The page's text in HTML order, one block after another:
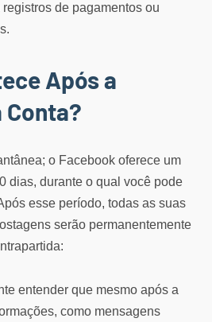
de pagamentos ou
Após a
Conta?
o Facebook oferece um
dias, durante o qual você pode
esse período, todas as suas
serão permanentemente
entender que mesmo após a
como mensagens